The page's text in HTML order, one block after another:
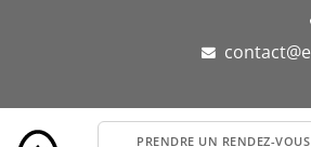
PRENDRE UN RENDEZ-VOUS